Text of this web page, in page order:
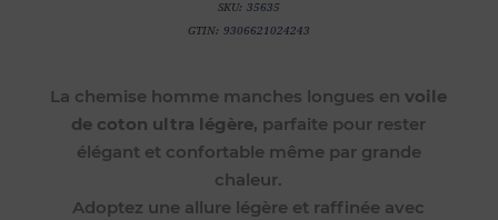
SKU: 35635
GTIN: 9306621024243
La chemise homme manches longues envoile
de coton ultra légère, parfaite pour rester
élégant et confortable même par grande
chaleur.
Adoptez une allure légère et raffinée avec